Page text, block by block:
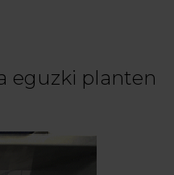
eguzki planten